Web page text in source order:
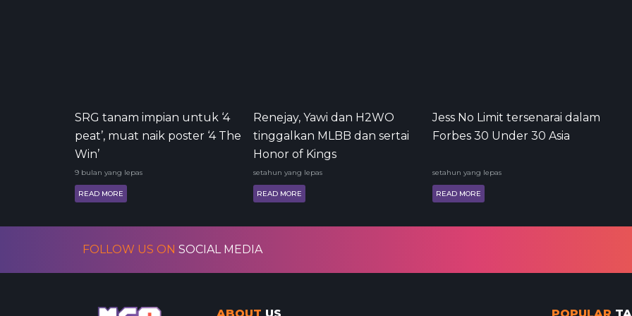
SRG tanam impian untuk ‘4
peat’, muat naik poster ‘4 The
Win’
9 bulan yang lepas
READ MORE
Renejay, Yawi dan H2WO
tinggalkan MLBB dan sertai
Honor of Kings
setahun yang lepas
READ MORE
Jess No Limit tersenarai dalam
Forbes 30 Under 30 Asia
setahun yang lepas
READ MORE
FOLLOW US ON SOCIAL MEDIA